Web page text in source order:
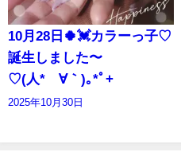
10月28日🍀💓カラーっ子♡
誕生しました〜
♡(⁠人⁠*⁠´⁠∀⁠｀⁠)⁠｡⁠*ﾟ⁠+
2025年10月30日